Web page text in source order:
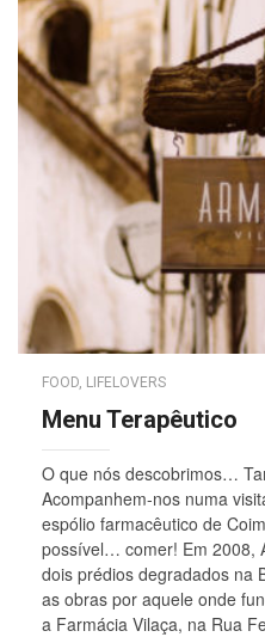
FOOD LIFELOVERS
Menu Terapêutico
O que nós descobrimos…
Acompanhem-nos numa
espólio farmacêutico de
possível… comer! Em 2008,
dois prédios degradados na
as obras por aquele onde
a Farmácia Vilaça, na Rua